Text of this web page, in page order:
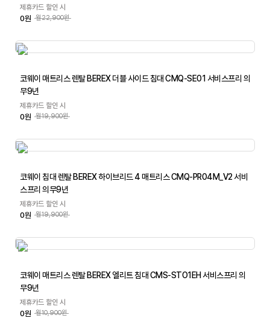
제휴카드 할인 시
0원 월22,900원
코웨이 매트리스 렌탈 BEREX 더블 사이드 침대 CMQ-SE01 서비스프리 의
무9년
제휴카드 할인 시
0원 월19,900원
코웨이 침대 렌탈 BEREX 하이브리드 4 매트리스 CMQ-PR04M_V2 서비
스프리 의무9년
제휴카드 할인 시
0원 월19,900원
코웨이 매트리스 렌탈 BEREX 엘리트 침대 CMS-STO1EH 서비스프리 의
무9년
제휴카드 할인 시
0원 월10,900원